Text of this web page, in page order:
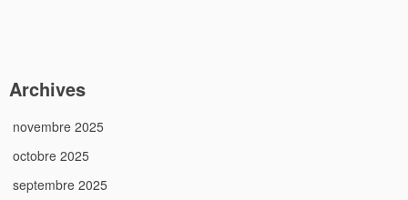
Archives
novembre 2025
octobre 2025
septembre 2025